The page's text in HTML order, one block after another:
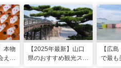
本物
える
【2025年最新】山口
県のおすすめ観光スポ
【広
で最も